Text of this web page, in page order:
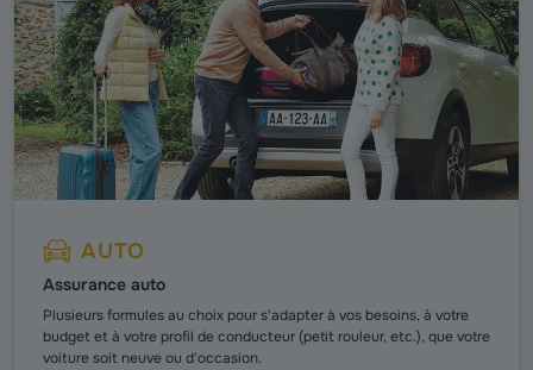
AUTO
Assurance auto
Plusieurs formules au choix pour s'adapter à vos besoins, à votre
budget et à votre profil de conducteur (petit rouleur, etc.), que votre
voiture soit neuve ou d'occasion.